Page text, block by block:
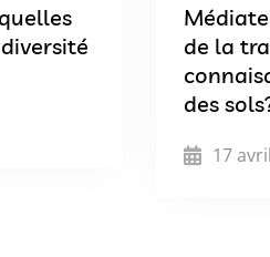
de la
des
17